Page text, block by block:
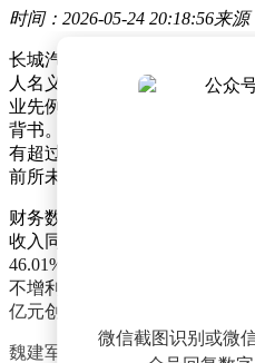
时间：2026-05-24 20:18:56来源
长城汽车董事长魏建军在近期
人名义担任魏牌V9X终身代言
业先例，首次由创始人以个人
背书。当前大型SUV市场竞争
有超过30款新车型涌入30万至
前所未有。
财务数据显示，长城汽车正面
收入同比增长12.72%至451.09
46.01%至9.45亿元，扣非净利
不增利"的态势自2025年已持
亿元创历史新高，净利润却同比
魏建军在发布会上展现破釜沉
微信截图识别或微